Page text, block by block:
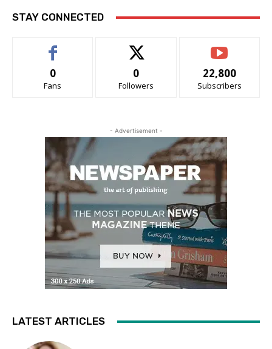
STAY CONNECTED
0
Fans
0
Followers
22,800
Subscribers
- Advertisement -
LATEST ARTICLES